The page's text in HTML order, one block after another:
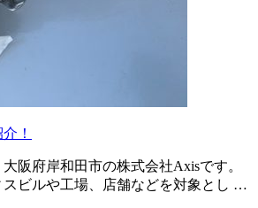
！
阪府岸和田市の株式会社Axisです。
スビルや工場、店舗などを対象とし …